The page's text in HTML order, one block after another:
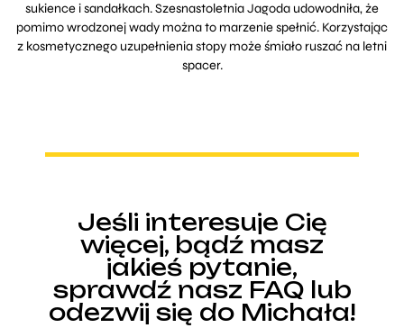
sukience i sandałkach. Szesnastoletnia Jagoda udowodniła, że
pomimo wrodzonej wady można to marzenie spełnić. Korzystając
z kosmetycznego uzupełnienia stopy może śmiało ruszać na letni
spacer.
Jeśli interesuje Cię
więcej, bądź masz
jakieś pytanie,
sprawdź nasz FAQ lub
odezwij się do Michała!